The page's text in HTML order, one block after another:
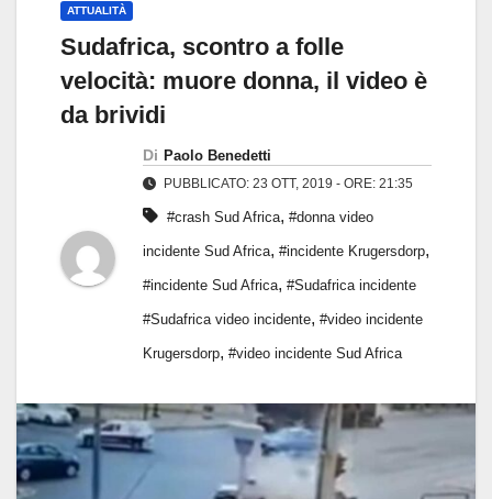
ATTUALITÀ
Sudafrica, scontro a folle
velocità: muore donna, il video è
da brividi
Di Paolo Benedetti
PUBBLICATO: 23 OTT, 2019 - ORE: 21:35
#crash Sud Africa, #donna video
incidente Sud Africa, #incidente Krugersdorp,
#incidente Sud Africa, #Sudafrica incidente
#Sudafrica video incidente, #video incidente
Krugersdorp, #video incidente Sud Africa